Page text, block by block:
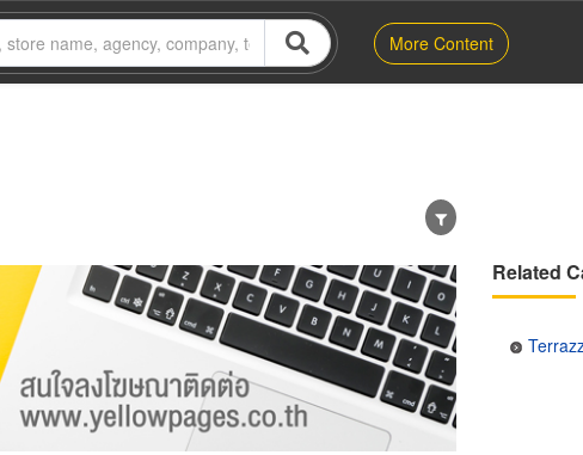
More Content
Exporter/Importer Service Business
Related